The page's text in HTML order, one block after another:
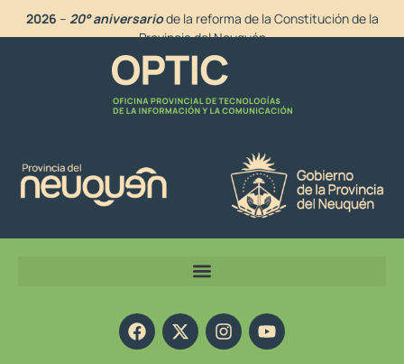
2026 – 20° aniversariode la reforma de la Constitución de la
Provincia del Neuquén